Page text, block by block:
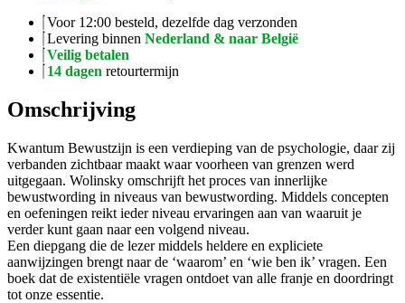
Voor 12:00 besteld, dezelfde dag verzonden
Levering binnen Nederland & naar België
Veilig betalen
14 dagen retourtermijn
Omschrijving
Kwantum Bewustzijn is een verdieping van de psychologie, daar zij
verbanden zichtbaar maakt waar voorheen van grenzen werd
uitgegaan. Wolinsky omschrijft het proces van innerlijke
bewustwording in niveaus van bewustwording. Middels concepten
en oefeningen reikt ieder niveau ervaringen aan van waaruit je
verder kunt gaan naar een volgend niveau.
Een diepgang die de lezer middels heldere en expliciete
aanwijzingen brengt naar de ‘waarom’ en ‘wie ben ik’ vragen. Een
boek dat de existentiële vragen ontdoet van alle franje en doordringt
tot onze essentie.